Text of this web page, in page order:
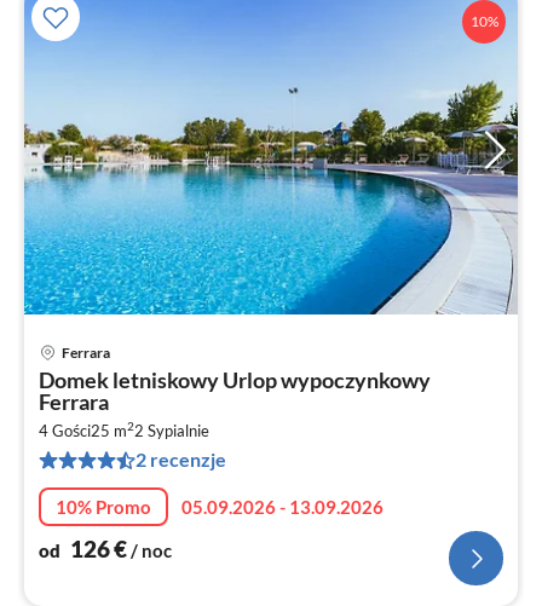
10%
Ferrara
Domek letniskowy Urlop wypoczynkowy
Ferrara
4 Gości25 m22 Sypialnie
2 recenzje
10% Promo
05.09.2026 - 13.09.2026
od 126€/ noc